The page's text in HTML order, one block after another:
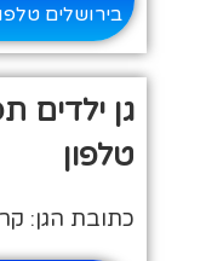
בירושלים טלפון
גן ילדים
טלפון
כתובת הגן: